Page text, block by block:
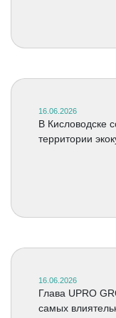
16.06.2026
В Кисловодске
территории
16.06.2026
Глава UPRO
самых